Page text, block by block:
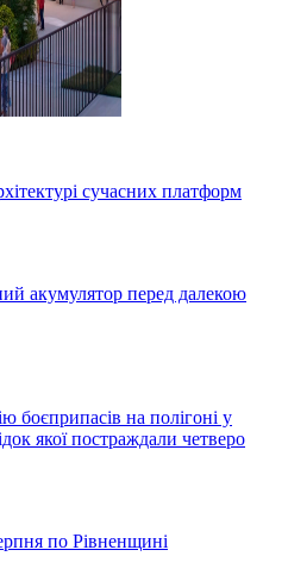
сучасних платформ
акумулятор перед далекою
боєприпасів на полігоні у
якої постраждали четверо
по Рівненщині